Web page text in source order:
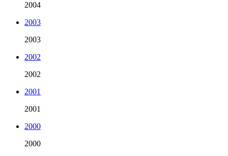
2004
2003
2003
2002
2002
2001
2001
2000
2000